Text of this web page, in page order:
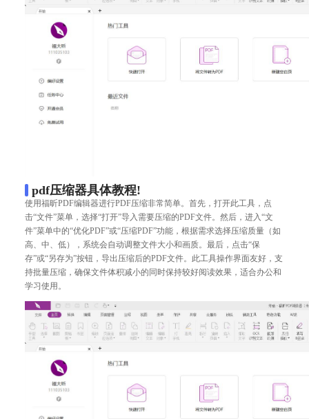
pdf压缩器具体教程!
使用福昕PDF编辑器进行PDF压缩非常简单。首先，打开此工具，点
击“文件”菜单，选择“打开”导入需要压缩的PDF文件。然后，进入“文
件”菜单中的“优化PDF”或“压缩PDF”功能，根据需求选择压缩质量（如
高、中、低），系统会自动调整文件大小和画质。最后，点击“保
存”或“另存为”按钮，导出压缩后的PDF文件。此工具操作界面友好，支
持批量压缩，确保文件体积减小的同时保持较好阅读效果，适合办公和
学习使用。